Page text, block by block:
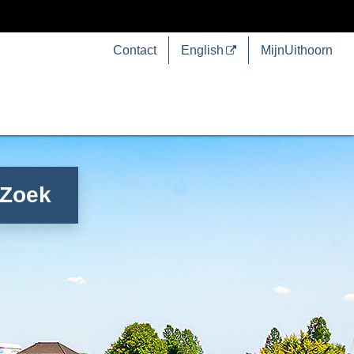
Contact English MijnUithoorn
Zoek